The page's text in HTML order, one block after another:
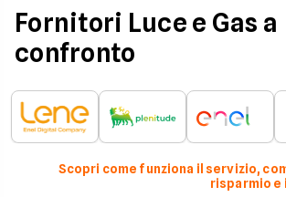
Fornitori Luce e Gas a
confronto
Scopri come funziona il servizio,
risparmio e